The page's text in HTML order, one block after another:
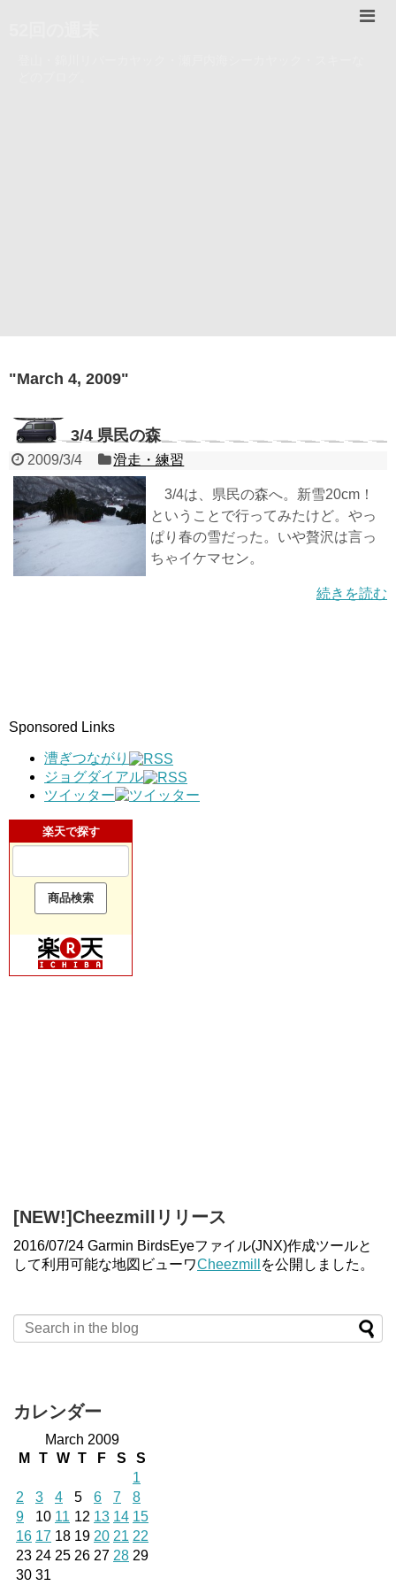
"March 4, 2009"
3/4 県民の森
2009/3/4 滑走・練習
3/4は、県民の森へ。新雪20cm！
ということで行ってみたけど。やっ
ぱり春の雪だった。いや贅沢は言っ
ちゃイケマセン。
続きを読む
Sponsored Links
漕ぎつながり
ジョグダイアル
ツイッター
楽天で探す
[NEW!]Cheezmillリリース
2016/07/24 Garmin BirdsEyeファイル(JNX)作成ツールと
して利用可能な地図ビューワCheezmill を公開しました。
カレンダー
March 2009
M
T W T F S
S
1
2
3 4 5 6 7
8
9
10 11 12 13 14 15
16 17 18 19 20 21 22
23 24 25 26 27 28 29
30 31